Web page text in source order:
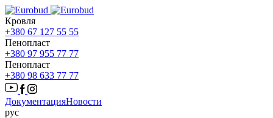
Кровля
+380 67 127 55 55
Пенопласт
+380 97 955 77 77
Пенопласт
+380 98 633 77 77
ДокументацияНовости
рус